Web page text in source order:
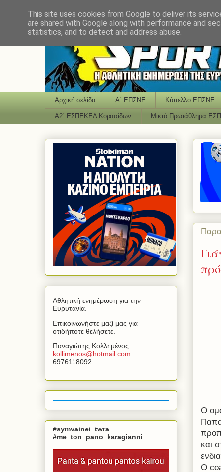
Αρχική σελίδα Α΄ ΕΠΣΝΕ Κύπελλο ΕΠΣΝΕ
Α2΄ ΕΣΠΕΚΕΛ Κορασίδων Μικτό Πρωτάθλημα
Ο
και
Ο
Αθλητική ενημέρωση για την
Ευρυτανία.
Επικοινωνήστε μαζί μας για
οτιδήποτε θελήσετε.
Παναγιώτης Κολλημένος
kollimenos@hotmail com
6976118092
#symvainei_twra
#me_ton_pano_karagianni
This site uses cookies from Google to deliver its
are shared with Google along with performance and
statistics, and to detect and address abuse.